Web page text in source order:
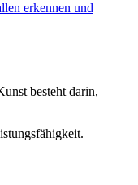
erkennen und
besteht darin,